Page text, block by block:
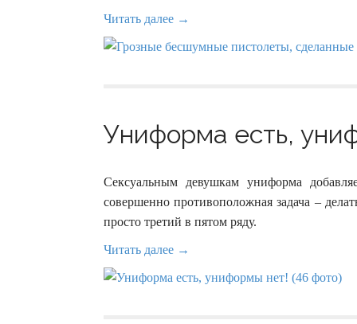
Читать далее →
Униформа есть,
Сексуальным девушкам униформа
совершенно противоположная задача –
просто третий в пятом ряду.
Читать далее →